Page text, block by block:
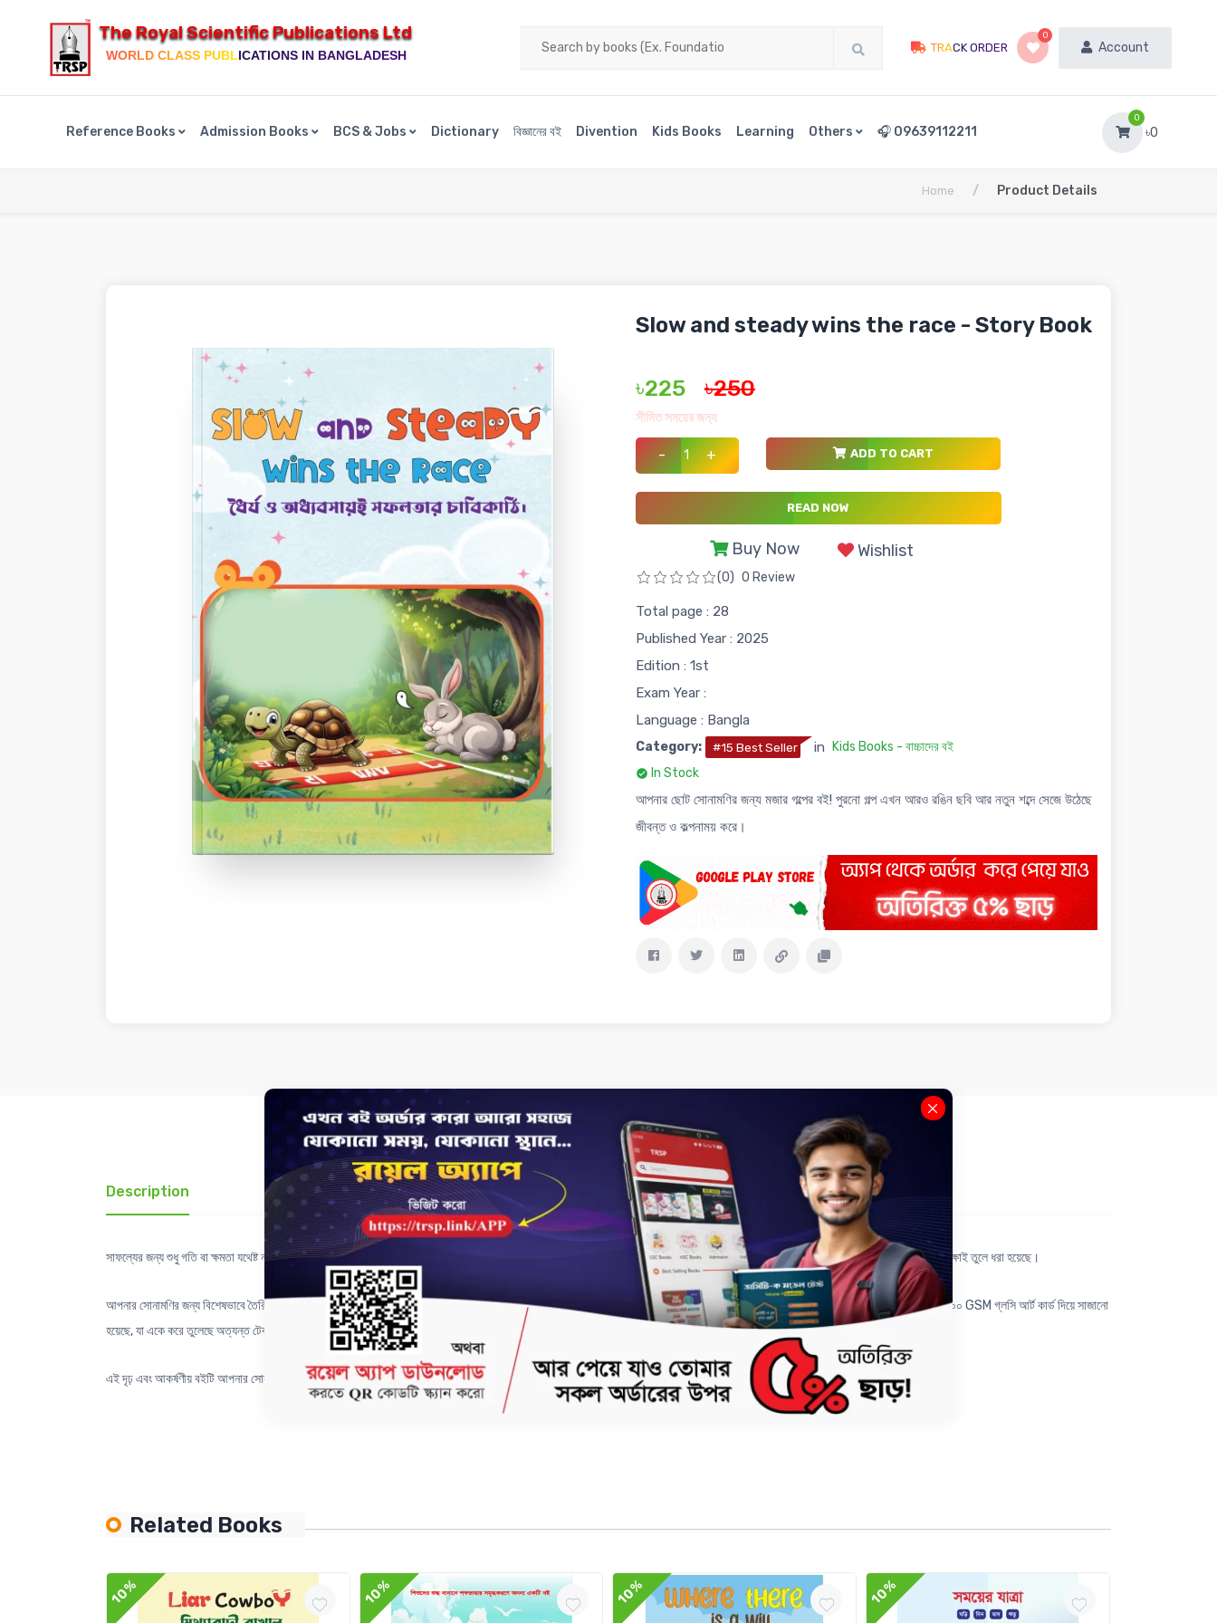
The Royal Scientific Publications Ltd
WORLD CLASS PUBLICATIONS IN BANGLADESH
TRACK ORDER
0
Account
Reference Books Admission Books BCS & Jobs Dictionary বিজ্ঞানের বই Divention Kids Books Learning Others 🎧 09639112211
0
৳0
Home / Product Details
Slow and steady wins the race - Story Book
৳225 ৳250
সীমিত সময়ের জন্য
- + ADD TO CART
READ NOW
Buy Now Wishlist
(0) 0 Review
Total page : 28
Published Year : 2025
Edition : 1st
Exam Year :
Language : Bangla
Category: #15 Best Seller in
Kids Books - বাচ্চাদের বই
In Stock
আপনার ছোট সোনামণির জন্য মজার গল্পের বই! পুরনো গল্প এখন আরও রঙিন ছবি আর নতুন শব্দে সেজে উঠেছে
জীবন্ত ও কল্পনাময় করে।
Description Review(0) Delivery & Return
সাফল্যের জন্য শুধু গতি বা ক্ষমতা যথেষ্ট নয়; একাগ্রতা, অধ্যবসায় এবং অবিরাম চেষ্টাই প্রকৃত বিজয়ের চাবিকাঠি। অহংকার নয়, ধৈর্য ও নিষ্ঠাই শেষ হাসি এনে দেয়। খরগোশ ও কচ্ছপের এই অমূল্য গল্পটিতেই সেই গভীর শিক্ষাই তুলে ধরা হয়েছে।
আপনার সোনামণির জন্য বিশেষভাবে তৈরি এই বইটি গুণগত মানের দিক থেকে অতুলনীয়। ১৩.৫ ইঞ্চি দৈর্ঘ্য ও ১০.৫ ইঞ্চি প্রস্থের এই বইয়ের কভার পেজ স্পট ও ম্যাট ল্যামিনেশন দ্বারা সুরক্ষিত। ভেতরের প্রতিটি পৃষ্ঠা ৩০০ GSM গ্লসি আর্ট কার্ড দিয়ে সাজানো
হয়েছে, যা একে করে তুলেছে অত্যন্ত টেকসই ও দৃষ্টিনন্দন।
এই দৃঢ় এবং আকর্ষণীয় বইটি আপনার সোনামণি দীর্ঘদিন ধরে আনন্দের সাথে পড়বে, এবং গল্পের শিক্ষাও তাদের মনে স্থায়ী হবে।
Related Books
10% 10% 10% 10%